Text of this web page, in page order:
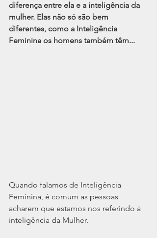
diferença entre ela e a inteligência da
mulher. Elas não só são bem
diferentes, como a Inteligência
Feminina os homens também têm...
Quando falamos de Inteligência
Feminina, é comum as pessoas
acharem que estamos nos referindo à
inteligência da Mulher.